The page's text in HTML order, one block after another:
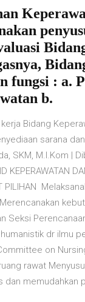
fungsi : a.
b.
Bidang
sarana
SKM, M.I.Kom |
KEPERAWATAN
PILIHAN
Seksi
dr ilmu
on
rawat
memudahkan